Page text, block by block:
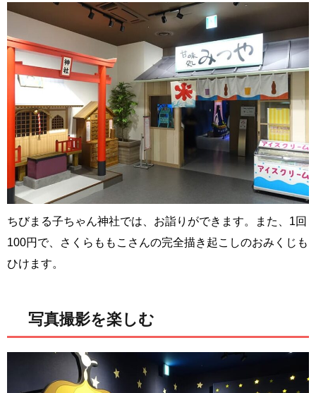
ちびまる子ちゃん神社では、お詣りができます。また、1回
100円で、さくらももこさんの完全描き起こしのおみくじも
ひけます。
写真撮影を楽しむ